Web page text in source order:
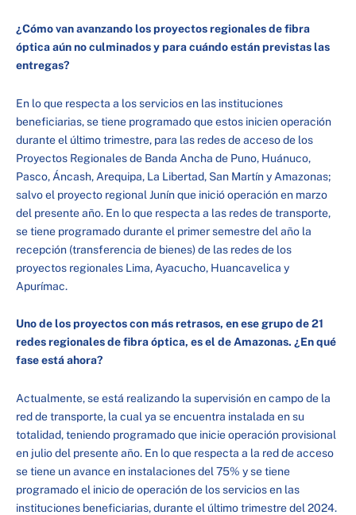
¿Cómo van avanzando los proyectos regionales de fibra
óptica aún no culminados y para cuándo están previstas las
entregas?
En lo que respecta a los servicios en las instituciones
beneficiarias, se tiene programado que estos inicien operación
durante el último trimestre, para las redes de acceso de los
Proyectos Regionales de Banda Ancha de Puno, Huánuco,
Pasco, Áncash, Arequipa, La Libertad, San Martín y Amazonas;
salvo el proyecto regional Junín que inició operación en marzo
del presente año. En lo que respecta a las redes de transporte,
se tiene programado durante el primer semestre del año la
recepción (transferencia de bienes) de las redes de los
proyectos regionales Lima, Ayacucho, Huancavelica y
Apurímac.
Uno de los proyectos con más retrasos, en ese grupo de 21
redes regionales de fibra óptica, es el de Amazonas. ¿En qué
fase está ahora?
Actualmente, se está realizando la supervisión en campo de la
red de transporte, la cual ya se encuentra instalada en su
totalidad, teniendo programado que inicie operación provisional
en julio del presente año. En lo que respecta a la red de acceso
se tiene un avance en instalaciones del 75% y se tiene
programado el inicio de operación de los servicios en las
instituciones beneficiarias, durante el último trimestre del 2024.